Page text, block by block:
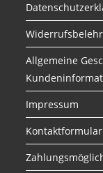
Allgemeine
Impressum
Kontaktformular